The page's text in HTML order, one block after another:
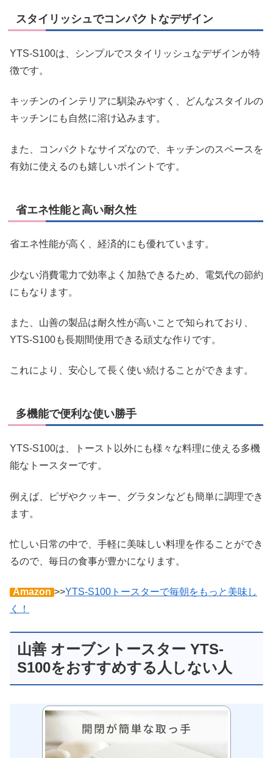
スタイリッシュでコンパクトなデザイン
YTS-S100は、シンプルでスタイリッシュなデザインが特
徴です。
キッチンのインテリアに馴染みやすく、どんなスタイルの
キッチンにも自然に溶け込みます。
また、コンパクトなサイズなので、キッチンのスペースを
有効に使えるのも嬉しいポイントです。
省エネ性能と高い耐久性
省エネ性能が高く、経済的にも優れています。
少ない消費電力で効率よく加熱できるため、電気代の節約
にもなります。
また、山善の製品は耐久性が高いことで知られており、
YTS-S100も長期間使用できる頑丈な作りです。
これにより、安心して長く使い続けることができます。
多機能で便利な使い勝手
YTS-S100は、トースト以外にも様々な料理に使える多機
能なトースターです。
例えば、ピザやクッキー、グラタンなども簡単に調理でき
ます。
忙しい日常の中で、手軽に美味しい料理を作ることができ
るので、毎日の食事が豊かになります。
Amazon >>YTS-S100トースターで毎朝をもっと美味し
く！
山善 オーブントースター YTS-
S100をおすすめする人しない人